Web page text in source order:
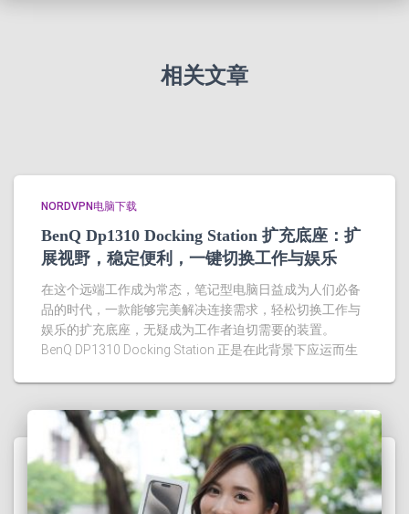
相关文章
NORDVPN电脑下载
BenQ Dp1310 Docking Station 扩充底座：扩
展视野，稳定便利，一键切换工作与娱乐
在这个远端工作成为常态，笔记型电脑日益成为人们必备
品的时代，一款能够完美解决连接需求，轻松切换工作与
娱乐的扩充底座，无疑成为工作者迫切需要的装置。
BenQ DP1310 Docking Station 正是在此背景下应运而生